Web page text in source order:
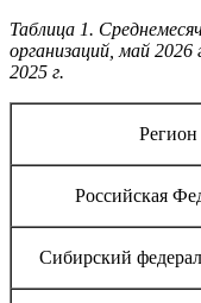
Таблица 1.
организаций, май
2025 г.
Регион
Российская
Сибирский